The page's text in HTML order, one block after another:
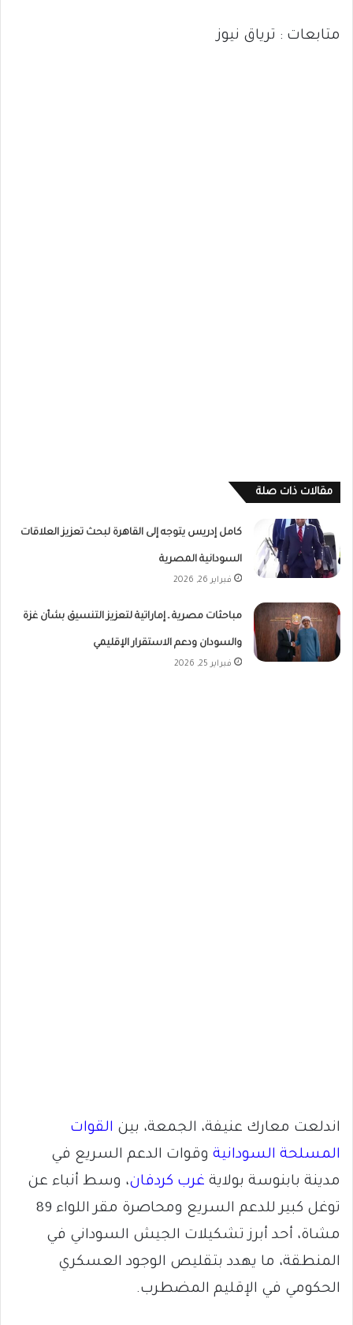
متابعات : ترياق نيوز
مقالات ذات صلة
كامل إدريس يتوجه إلى القاهرة لبحث تعزيز العلاقات
السودانية المصرية
فبراير 26, 2026
مباحثات مصرية ـ إماراتية لتعزيز التنسيق بشأن غزة
والسودان ودعم الاستقرار الإقليمي
فبراير 25, 2026
اندلعت معارك عنيفة، الجمعة، بين القوات
المسلحة السودانية وقوات الدعم السريع في
مدينة بابنوسة بولاية غرب كردفان، وسط أنباء عن
توغل كبير للدعم السريع ومحاصرة مقر اللواء 89
مشاة، أحد أبرز تشكيلات الجيش السوداني في
المنطقة، ما يهدد بتقليص الوجود العسكري
الحكومي في الإقليم المضطرب.